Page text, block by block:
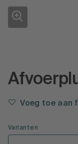
Voeg toe aan
Varianten